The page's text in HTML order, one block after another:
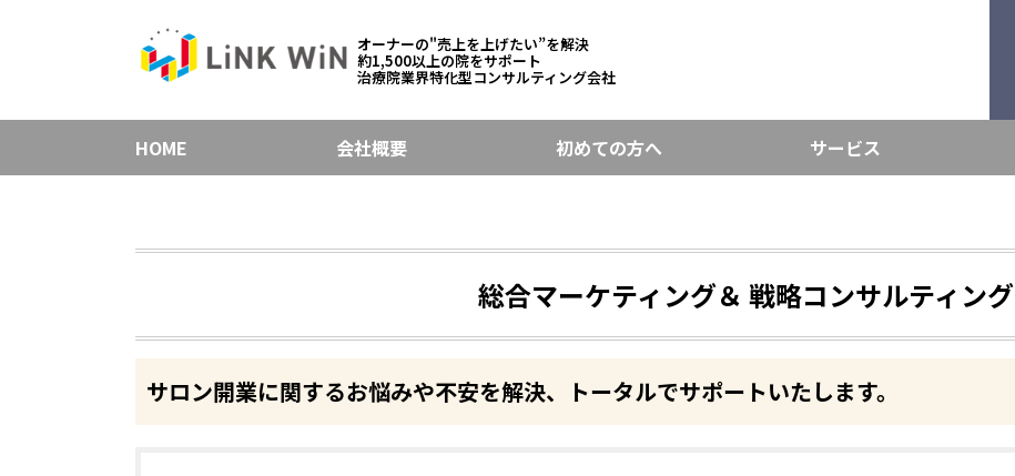
オーナーの"売上を上げたい”を解決
約1,500以上の院をサポート
治療院業界特化型コンサルティング会社
HOME 会社概要 初めての方へ サービス
総合マーケティング＆ 戦略コンサルティング
サロン開業に関するお悩みや不安を解決、トータルでサポートいたします。